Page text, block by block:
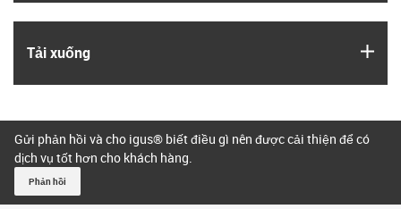
Tải xuống
Gửi phản hồi và cho igus® biết điều gì nên được cải thiện để có
dịch vụ tốt hơn cho khách hàng.
Phản hồi